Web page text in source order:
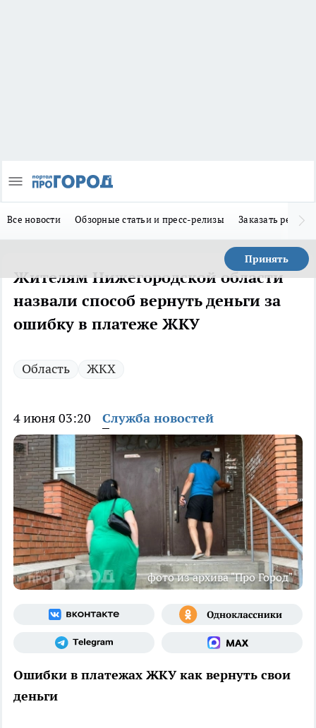
Все новости Обзорные статьи и пресс-релизы Заказать
Принять
Жителям Нижегородской области
назвали способ вернуть деньги за
ошибку в платеже ЖКУ
Область ЖКХ
4 июня 03:20 Служба новостей
фото из архива "Про Город"
Ошибки в платежах ЖКУ как вернуть свои
деньги